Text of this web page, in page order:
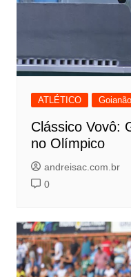
ATLÉTICO Goianão
Clássico Vovô:
no Olímpico
andreisac.com.br
0